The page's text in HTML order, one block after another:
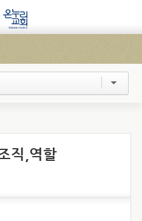
직,역할